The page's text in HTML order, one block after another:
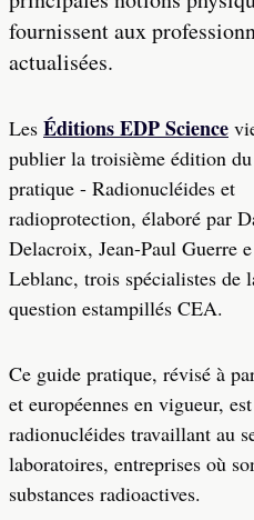
fournissent aux
actualisées.
Les Éditions EDP Science
publier la troisième édition
pratique - Radionucléides et
radioprotection, élaboré par
Delacroix, Jean-Paul Guerre
Leblanc, trois spécialistes de
question estampillés CEA.
Ce guide pratique, révisé à
et européennes en vigueur,
radionucléides travaillant au
laboratoires, entreprises où
substances radioactives.